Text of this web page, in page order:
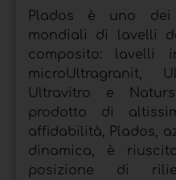
Plados è uno dei
mondiali di lavelli
composito: lavelli
microUltragranit,
Ultravitro e
prodotto di
affidabilità, Plados,
dinamica, è
posizione di